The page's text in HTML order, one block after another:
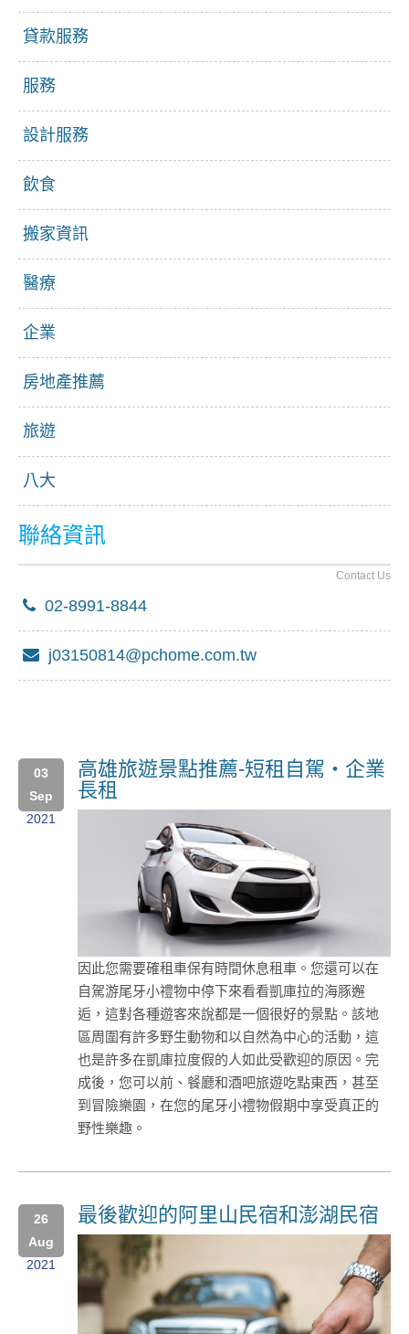
貸款服務
服務
設計服務
飲食
搬家資訊
醫療
企業
房地產推薦
旅遊
八大
聯絡資訊
Contact Us
02-8991-8844
j03150814@pchome.com.tw
2021
03
Sep
高雄旅遊景點推薦-短租自駕・企業
長租
因此您需要確租車保有時間休息租車。您還可以在
自駕游尾牙小禮物中停下來看看凱庫拉的海豚邂
逅，這對各種遊客來說都是一個很好的景點。該地
區周圍有許多野生動物和以自然為中心的活動，這
也是許多在凱庫拉度假的人如此受歡迎的原因。完
成後，您可以前、餐廳和酒吧旅遊吃點東西，甚至
到冒險樂園，在您的尾牙小禮物假期中享受真正的
野性樂趣。
2021
26
Aug
最後歡迎的阿里山民宿和澎湖民宿